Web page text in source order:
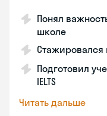
Понял
школе
Стажировался
Подготовил
IELTS
Читать дальше